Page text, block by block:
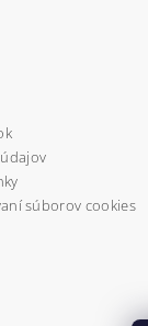
súborov cookies